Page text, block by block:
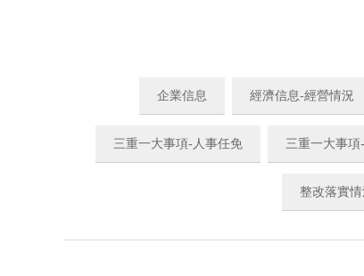
企業信息 經濟信息-經營情況
三重一大事項-人事任免 三重一大事
整改落實